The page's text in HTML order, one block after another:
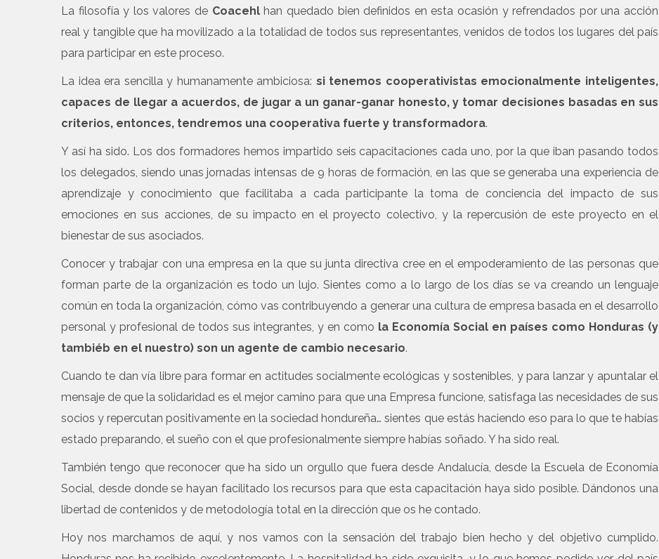
La filosofía y los valores de Coacehlhan quedado bien definidos en esta ocasión y refrendados por una acción
real y tangible que ha movilizado a la totalidad de todos sus representantes, venidos de todos los lugares del país
para participar en este proceso.
La idea era sencilla y humanamente ambiciosa: si tenemos cooperativistas emocionalmente inteligentes,
capaces de llegar a acuerdos, de jugar a un ganar-ganar honesto, y tomar decisiones basadas en sus
criterios, entonces, tendremos una cooperativa fuerte y transformadora.
Y así ha sido. Los dos formadores hemos impartido seis capacitaciones cada uno, por la que iban pasando todos
los delegados, siendo unas jornadas intensas de 9 horas de formación, en las que se generaba una experiencia de
aprendizaje y conocimiento que facilitaba a cada participante la toma de conciencia del impacto de sus
emociones en sus acciones, de su impacto en el proyecto colectivo, y la repercusión de este proyecto en el
bienestar de sus asociados.
Conocer y trabajar con una empresa en la que su junta directiva cree en el empoderamiento de las personas que
forman parte de la organización es todo un lujo. Sientes como a lo largo de los días se va creando un lenguaje
común en toda la organización, cómo vas contribuyendo a generar una cultura de empresa basada en el desarrollo
personal y profesional de todos sus integrantes, y en como la Economía Social en países como Honduras (y
tambiéb en el nuestro) son un agente de cambio necesario.
Cuando te dan vía libre para formar en actitudes socialmente ecológicas y sostenibles, y para lanzar y apuntalar el
mensaje de que la solidaridad es el mejor camino para que una Empresa funcione, satisfaga las necesidades de sus
socios y repercutan positivamente en la sociedad hondureña… sientes que estás haciendo eso para lo que te habías
estado preparando, el sueño con el que profesionalmente siempre habías soñado. Y ha sido real.
También tengo que reconocer que ha sido un orgullo que fuera desde Andalucía, desde la Escuela de Economía
Social, desde donde se hayan facilitado los recursos para que esta capacitación haya sido posible. Dándonos una
libertad de contenidos y de metodología total en la dirección que os he contado.
Hoy nos marchamos de aquí, y nos vamos con la sensación del trabajo bien hecho y del objetivo cumplido.